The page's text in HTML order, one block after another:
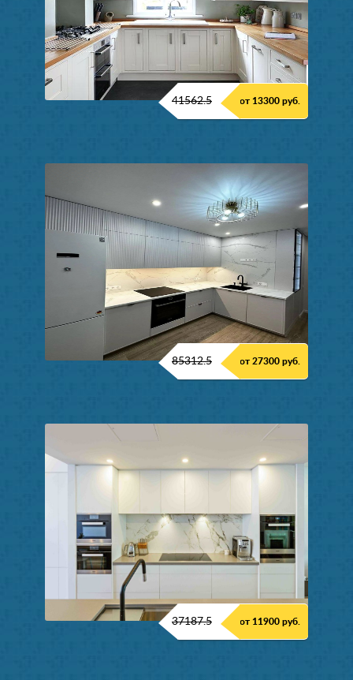
41562.5 от 13300 руб.
85312.5 от 27300 руб.
37187.5 от 11900 руб.